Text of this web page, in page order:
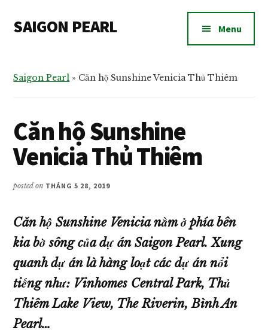
main
qua
primary
footer
menu
SAIGON PEARL
căn
cư
Saigon
Pearl
và
thuê
Menu
Saigon Pearl » Căn hộ Sunshine Venicia Thủ Thiêm
Căn hộ Sunshine
Venicia Thủ Thiêm
posted on THÁNG 5 28, 2019
Căn hộ Sunshine Venicia nằm ở phía bên
kia bờ sông của dự án Saigon Pearl. Xung
quanh dự án là hàng loạt các dự án nổi
tiếng như: Vinhomes Central Park, Thủ
Thiêm Lake View, The Riverin, Bình An
Pearl…